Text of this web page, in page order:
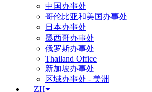
中国办事处
哥伦比亚和美国办事处
日本办事处
墨西哥办事处
俄罗斯办事处
Thailand Office
新加坡办事处
区域办事处 - 美洲
ZH